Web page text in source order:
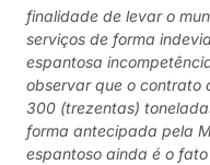
finalidade de levar o
serviços de forma
espantosa
observar que o contrato
300 (trezentas)
forma antecipada pela
espantoso ainda é o